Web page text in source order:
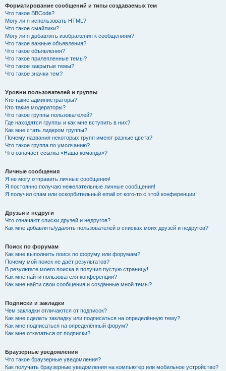
Форматирование сообщений и типы создаваемых тем
Что такое BBCode?
Могу ли я использовать HTML?
Что такое смайлики?
Могу ли я добавлять изображения к сообщениям?
Что такое важные объявления?
Что такое объявления?
Что такое прилепленные темы?
Что такое закрытые темы?
Что такое значки тем?
Уровни пользователей и группы
Кто такие администраторы?
Кто такие модераторы?
Что такое группы пользователей?
Где находятся группы и как мне вступить в них?
Как мне стать лидером группы?
Почему названия некоторых групп имеют разные цвета?
Что такое группа по умолчанию?
Что означает ссылка «Наша команда»?
Личные сообщения
Я не могу отправить личные сообщения!
Я постоянно получаю нежелательные личные сообщения!
Я получил спам или оскорбительный email от кого-то с этой конференции!
Друзья и недруги
Что означают списки друзей и недругов?
Как мне добавлять/удалять пользователей в списках моих друзей и недругов?
Поиск по форумам
Как мне выполнить поиск по форуму или форумам?
Почему мой поиск не даёт результатов?
В результате моего поиска я получил пустую страницу!
Как мне найти пользователя конференции?
Как мне найти свои сообщения и созданные мной темы?
Подписки и закладки
Чем закладки отличаются от подписок?
Как мне сделать закладку или подписаться на определённую тему?
Как мне подписаться на определённый форум?
Как мне отказаться от подписки?
Браузерные уведомления
Что такое браузерные уведомления?
Как получать браузерные уведомления на компьютер или мобильное устройство?